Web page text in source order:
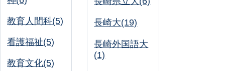
教育人間科(5)
看護福祉(5)
教育文化(5)
長崎大(19)
長崎外国語大
(1)